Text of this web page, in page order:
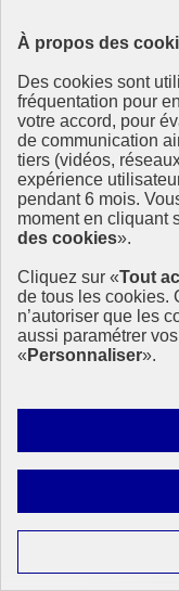
À propos des
Des cookies sont
fréquentation pour
votre accord, pour
de communication
tiers (vidéos,
expérience
pendant 6 mois.
moment en cliquant
des cookies».
Cliquez sur «Tout
de tous les cookies.
n’autoriser que les
aussi paramétrer
« Personnaliser».
Les aspirations
femmes-hommes
changement
Rapport « Les
hommes dans le
Une collaboration
9 mars 2021 - À